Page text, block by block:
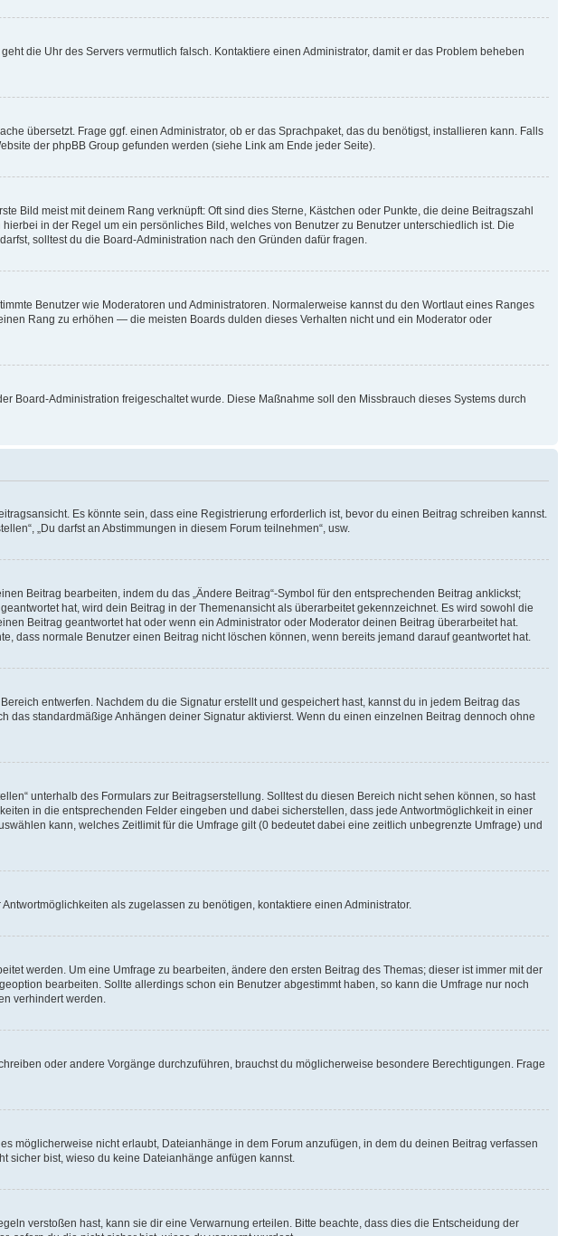
die Uhr des Servers vermutlich falsch. Kontaktiere einen Administrator, damit er das Problem beheben
übersetzt. Frage ggf. einen Administrator, ob er das Sprachpaket, das du benötigst, installieren kann. Falls
der phpBB Group gefunden werden (siehe Link am Ende jeder Seite).
Bild meist mit deinem Rang verknüpft: Oft sind dies Sterne, Kästchen oder Punkte, die deine Beitragszahl
in der Regel um ein persönliches Bild, welches von Benutzer zu Benutzer unterschiedlich ist. Die
solltest du die Board-Administration nach den Gründen dafür fragen.
Benutzer wie Moderatoren und Administratoren. Normalerweise kannst du den Wortlaut eines Ranges
Rang zu erhöhen — die meisten Boards dulden dieses Verhalten nicht und ein Moderator oder
Board-Administration freigeschaltet wurde. Diese Maßnahme soll den Missbrauch dieses Systems durch
Es könnte sein, dass eine Registrierung erforderlich ist, bevor du einen Beitrag schreiben kannst.
„Du darfst an Abstimmungen in diesem Forum teilnehmen“, usw.
Beitrag bearbeiten, indem du das „Ändere Beitrag“-Symbol für den entsprechenden Beitrag anklickst;
hat, wird dein Beitrag in der Themenansicht als überarbeitet gekennzeichnet. Es wird sowohl die
Beitrag geantwortet hat oder wenn ein Administrator oder Moderator deinen Beitrag überarbeitet hat.
dass normale Benutzer einen Beitrag nicht löschen können, wenn bereits jemand darauf geantwortet hat.
entwerfen. Nachdem du die Signatur erstellt und gespeichert hast, kannst du in jedem Beitrag das
standardmäßige Anhängen deiner Signatur aktivierst. Wenn du einen einzelnen Beitrag dennoch ohne
unterhalb des Formulars zur Beitragserstellung. Solltest du diesen Bereich nicht sehen können, so hast
in die entsprechenden Felder eingeben und dabei sicherstellen, dass jede Antwortmöglichkeit in einer
kann, welches Zeitlimit für die Umfrage gilt (0 bedeutet dabei eine zeitlich unbegrenzte Umfrage) und
als zugelassen zu benötigen, kontaktiere einen Administrator.
werden. Um eine Umfrage zu bearbeiten, ändere den ersten Beitrag des Themas; dieser ist immer mit der
bearbeiten. Sollte allerdings schon ein Benutzer abgestimmt haben, so kann die Umfrage nur noch
verhindert werden.
oder andere Vorgänge durchzuführen, brauchst du möglicherweise besondere Berechtigungen. Frage
möglicherweise nicht erlaubt, Dateianhänge in dem Forum anzufügen, in dem du deinen Beitrag verfassen
sicher bist, wieso du keine Dateianhänge anfügen kannst.
verstoßen hast, kann sie dir eine Verwarnung erteilen. Bitte beachte, dass dies die Entscheidung der